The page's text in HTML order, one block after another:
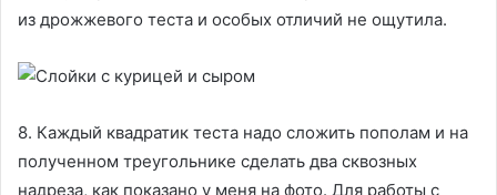
из дрожжевого теста и особых отличий не ощутила.
8. Каждый квадратик теста надо сложить пополам и на
полученном треугольнике сделать два сквозных
надреза, как показано у меня на фото. Для работы с